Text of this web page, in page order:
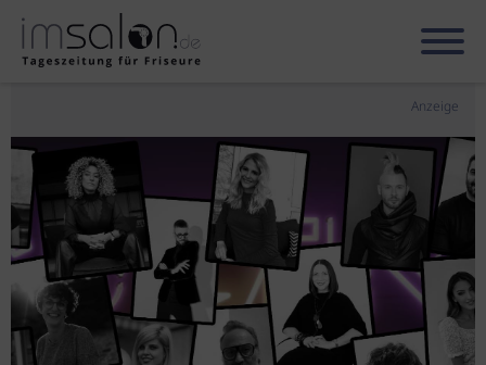
Anzeige